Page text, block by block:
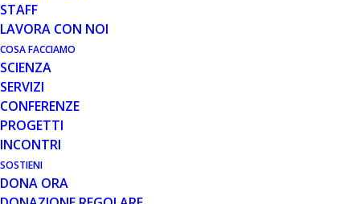
STAFF
LAVORA CON NOI
COSA FACCIAMO
SCIENZA
SERVIZI
CONFERENZE
PROGETTI
INCONTRI
SOSTIENI
DONA ORA
5 AGO 2026